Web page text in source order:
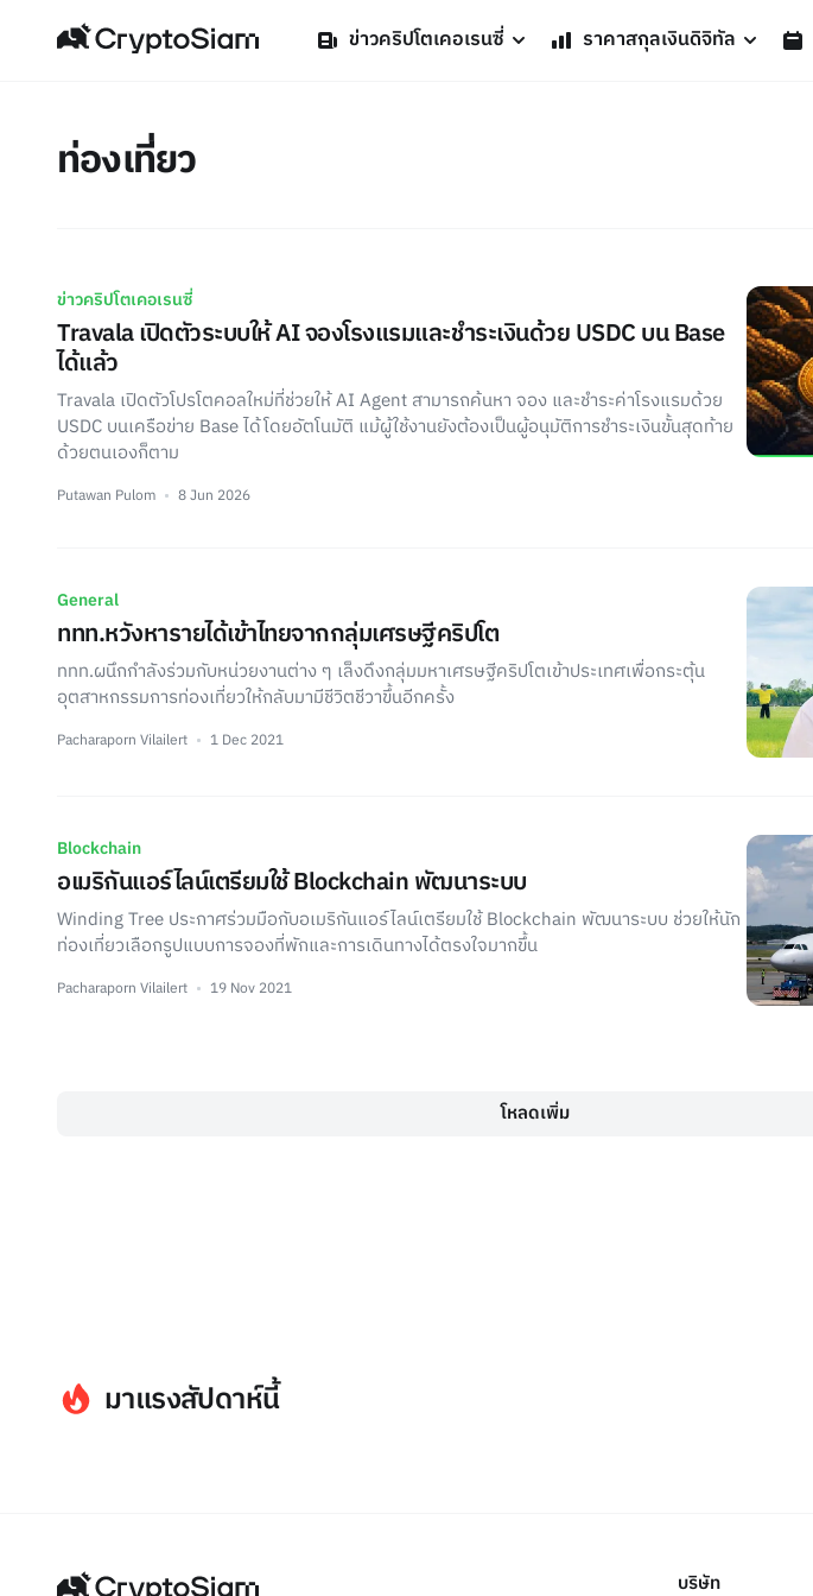
ข่าวคริปโตเคอเรนซี่ ราคาสกุลเงินดิจิทัล
ท่องเที่ยว
ข่าวคริปโตเคอเรนซี่
Travala เปิดตัวระบบให้ AI จองโรงแรมและชำระเงินด้วย USDC บน Base
ได้แล้ว
Travala เปิดตัวโปรโตคอลใหม่ที่ช่วยให้ AI Agent สามารถค้นหา จอง และชำระค่าโรงแรมด้วย
USDC บนเครือข่าย Base ได้โดยอัตโนมัติ แม้ผู้ใช้งานยังต้องเป็นผู้อนุมัติการชำระเงินขั้นสุดท้าย
ด้วยตนเองก็ตาม
Putawan Pulom 8 Jun 2026
General
ททท.หวังหารายได้เข้าไทยจากกลุ่มเศรษฐีคริปโต
ททท.ผนึกกำลังร่วมกับหน่วยงานต่าง ๆ เล็งดึงกลุ่มมหาเศรษฐีคริปโตเข้าประเทศเพื่อกระตุ้น
อุตสาหกรรมการท่องเที่ยวให้กลับมามีชีวิตชีวาขึ้นอีกครั้ง
Pacharaporn Vilailert 1 Dec 2021
Blockchain
อเมริกันแอร์ไลน์เตรียมใช้ Blockchain พัฒนาระบบ
Winding Tree ประกาศร่วมมือกับอเมริกันแอร์ไลน์เตรียมใช้ Blockchain พัฒนาระบบ ช่วยให้นัก
ท่องเที่ยวเลือกรูปแบบการจองที่พักและการเดินทางได้ตรงใจมากขึ้น
Pacharaporn Vilailert 19 Nov 2021
โหลดเพิ่ม
มาแรงสัปดาห์นี้
บริษัท